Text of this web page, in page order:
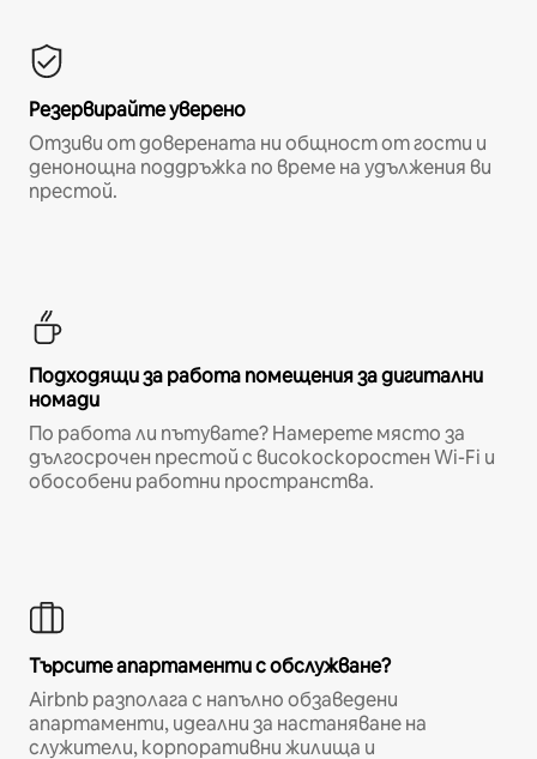
Резервирайте уверено
Отзиви от доверената ни общност от гости и
денонощна поддръжка по време на удължения ви
престой.
Подходящи за работа помещения за дигитални
номади
По работа ли пътувате? Намерете място за
дългосрочен престой с високоскоростен Wi-Fi и
обособени работни пространства.
Търсите апартаменти с обслужване?
Airbnb разполага с напълно обзаведени
апартаменти, идеални за настаняване на
служители, корпоративни жилища и